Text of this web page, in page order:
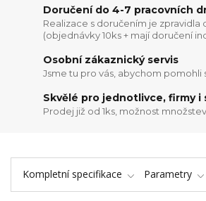
Doručení do 4-7 pracovních
Realizace s doručením je zpravidla
(objednávky 10ks + mají doručení
Osobní zákaznický servis
Jsme tu pro vás, abychom pomohli
Skvělé pro jednotlivce, firmy i
Prodej již od 1ks, možnost
Kompletní specifikace Parametry